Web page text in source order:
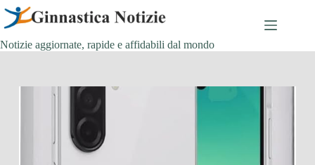
Salta
contenuto
Notizie aggiornate, rapide e affidabili dal mondo